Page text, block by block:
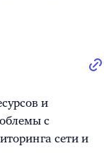
и
с
сети и